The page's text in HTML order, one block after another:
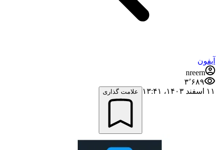
آیفون
nreern
۳٬۶۸۹
۱۱ اسفند ۱۴۰۳،‏ ۱۳:۴۱
علامت گذاری